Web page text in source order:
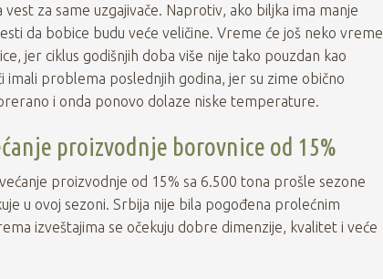
za same uzgajivače. Naprotiv, ako biljka ima manje
da bobice budu veće veličine. Vreme će još neko vreme
jer ciklus godišnjih doba više nije tako pouzdan kao
imali problema poslednjih godina, jer su zime obično
i onda ponovo dolaze niske temperature.
proizvodnje borovnice od 15%
proizvodnje od 15% sa 6.500 tona prošle sezone
u ovoj sezoni. Srbija nije bila pogođena prolećnim
izveštajima se očekuju dobre dimenzije, kvalitet i veće